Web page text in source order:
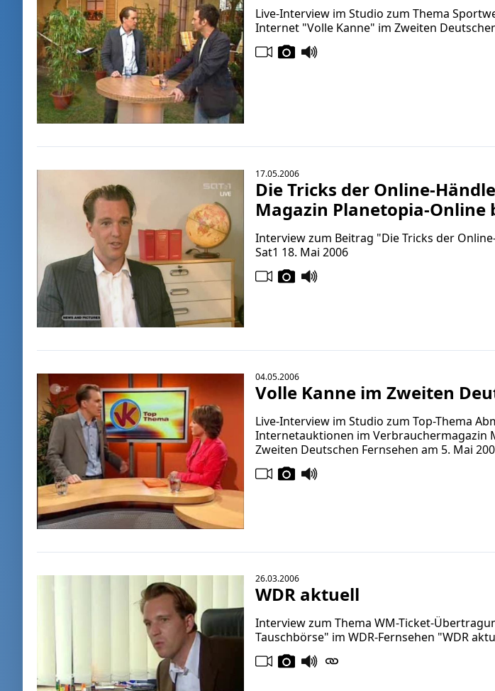
Live-Interview im Studio zum Thema
Internet "Volle Kanne" im Zweiten
17.05.2006
Die Tricks der Online-
Magazin Planetopia-Online
Interview zum Beitrag "Die Tricks der
Sat1 18. Mai 2006
04.05.2006
Volle Kanne im Zweiten
Live-Interview im Studio zum Top-Thema
Internetauktionen im Verbrauchermagazin
Zweiten Deutschen Fernsehen am 5. Mai
26.03.2006
WDR aktuell
Interview zum Thema WM-Ticket-
Tauschbörse" im WDR-Fernsehen "WDR